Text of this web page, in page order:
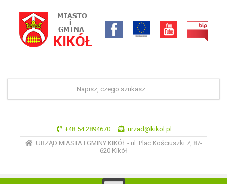
+48 54 2894670
urzad@kikol.pl
URZĄD MIASTA I GMINY KIKÓŁ - ul. Plac Kościuszki 7, 87-
620 Kikół